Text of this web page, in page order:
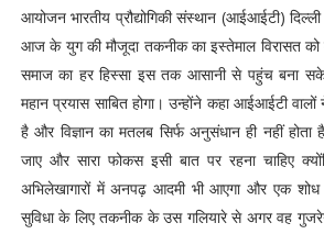
आयोजन भारतीय प्रौद्योगिकी संस्थान (आईआईटी)
आज के युग की मौजूदा तकनीक का इस्तेमाल विरासत
समाज का हर हिस्सा इस तक आसानी से पहुंच बना
महान प्रयास साबित होगा। उन्होंने कहा आईआईटी
है और विज्ञान का मतलब सिर्फ अनुसंधान ही नहीं
जाए और सारा फोकस इसी बात पर रहना चाहिए
अभिलेखागारों में अनपढ़ आदमी भी आएगा और एक
सुविधा के लिए तकनीक के उस गलियारे से अगर वह